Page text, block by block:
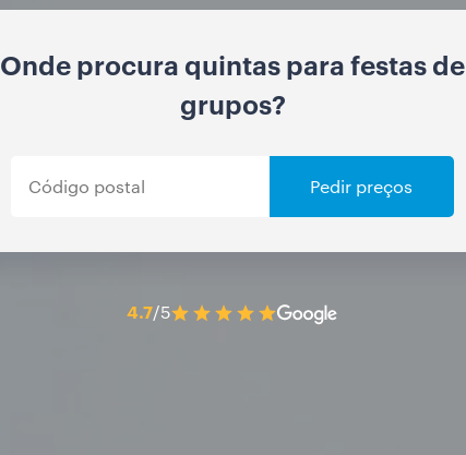
Onde procura quintas para festas de
grupos?
Pedir preços
4.7/5